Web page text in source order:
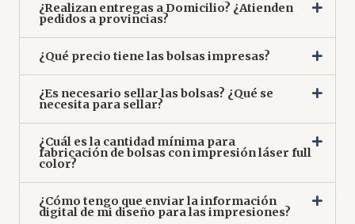
¿Realizan entregas a Domicilio? ¿Atienden
pedidos a provincias?
¿Qué precio tiene las bolsas impresas?
¿Es necesario sellar las bolsas? ¿Qué se
necesita para sellar?
¿Cuál es la cantidad mínima para
fabricación de bolsas con impresión láser full
color?
¿Cómo tengo que enviar la información
digital de mi diseño para las impresiones?